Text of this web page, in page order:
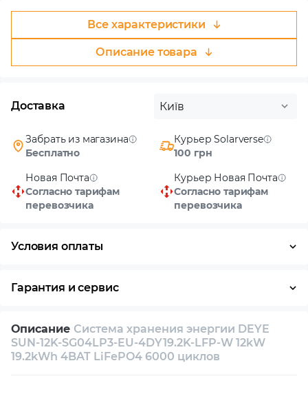
Все характеристики
Описание товара
Доставка Київ
Забрать из магазина
Бесплатно
Курьер Solarverse
100 грн
Новая Почта
Согласно тарифам
перевозчика
Курьер Новая Почта
Согласно тарифам
перевозчика
Условия оплаты
Гарантия и сервис
Собственный сервисный центр
Техническая поддержка Консультация
Описание Система хранения энергии DEYE
SUN-12K-SG04LP3-EU-4DY19.2K-LFP-W 12kW
19.2kWh 4BAT LiFePO4 6000 циклов